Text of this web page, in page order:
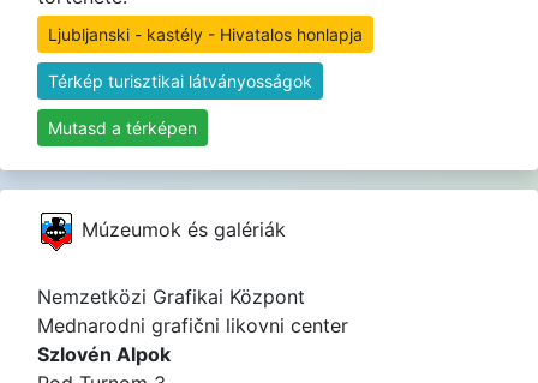
Ljubljanski - kastély - Hivatalos honlapja
Térkép turisztikai látványosságok
Mutasd a térképen
Múzeumok és galériák
Nemzetközi Grafikai Központ
Mednarodni grafični likovni center
Szlovén Alpok